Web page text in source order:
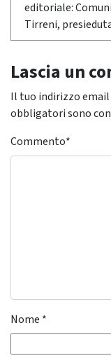
editoriale:
Tirreni,
Lascia un
Il tuo indirizzo
obbligatori sono
Commento*
Nome *